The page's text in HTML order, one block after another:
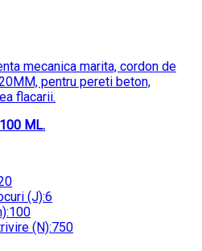
mecanica marita, cordon de
pentru pereti beton,
flacarii.
ML.
(J):6
(N):750